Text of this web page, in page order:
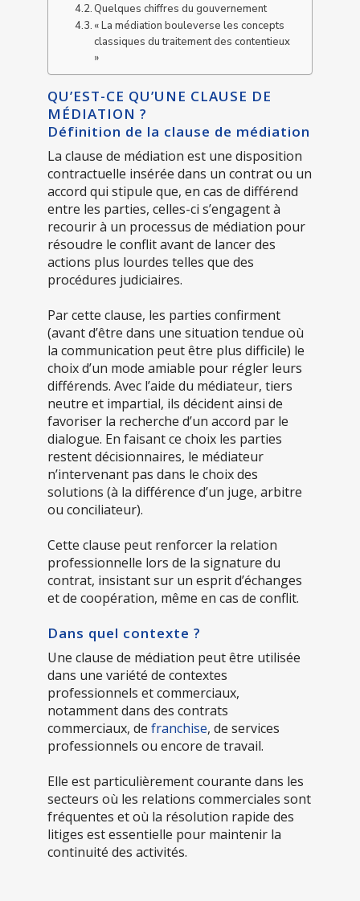
Quelques chiffres du gouvernement
« La médiation bouleverse les concepts
classiques du traitement des contentieux
»
QU’EST-CE QU’UNE CLAUSE DE
MÉDIATION ?
Définition de la clause de médiation
La clause de médiation est une disposition
contractuelle insérée dans un contrat ou un
accord qui stipule que, en cas de différend
entre les parties, celles-ci s’engagent à
recourir à un processus de médiation pour
résoudre le conflit avant de lancer des
actions plus lourdes telles que des
procédures judiciaires.
Par cette clause, les parties confirment
(avant d’être dans une situation tendue où
la communication peut être plus difficile) le
choix d’un mode amiable pour régler leurs
différends. Avec l’aide du médiateur, tiers
neutre et impartial, ils décident ainsi de
favoriser la recherche d’un accord par le
dialogue. En faisant ce choix les parties
restent décisionnaires, le médiateur
n’intervenant pas dans le choix des
solutions (à la différence d’un juge, arbitre
ou conciliateur).
Cette clause peut renforcer la relation
professionnelle lors de la signature du
contrat, insistant sur un esprit d’échanges
et de coopération, même en cas de conflit.
Dans quel contexte ?
Une clause de médiation peut être utilisée
dans une variété de contextes
professionnels et commerciaux,
notamment dans des contrats
commerciaux, de franchise, de services
professionnels ou encore de travail.
Elle est particulièrement courante dans les
secteurs où les relations commerciales sont
fréquentes et où la résolution rapide des
litiges est essentielle pour maintenir la
continuité des activités.